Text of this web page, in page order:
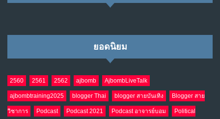
เมื่อโลกออนไลน์ กลายเป็น“ศาลเตี้ย”
9
NO COMMENTS
10 อินโดนีเซีย กับเกมอำนาจที่มองไม่เห็น
เม.ย. 19, 2026
ยอดนิยม
2560 2561 2562 ajbomb AjbombLiveTalk
ajbombtraining2025 blogger Thai blogger สายบันเทิง Blogger สาย
วิชาการ Podcast Podcast 2021 Podcast อาจารย์บอม Political